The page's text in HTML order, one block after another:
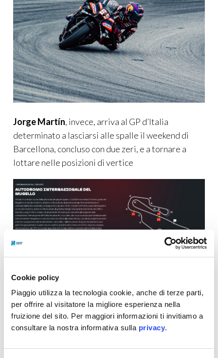
Cookie policy
Piaggio utilizza la tecnologia cookie, anche di terze parti,
per offrire al visitatore la migliore esperienza nella
fruizione del sito. Per maggiori informazioni ti invitiamo a
consultare la nostra informativa sulla privacy.
Jorge Martín, invece, arriva al GP d’Italia
determinato a lasciarsi alle spalle il weekend di
Barcellona, concluso con due zeri, e a tornare a
lottare nelle posizioni di vertice
f5cc-4a99-a993-cb5d01bccd24?tab=circuit-info
Il Gran Premio d’Italia sul Circuito del Mugello è la
festa per eccellenza dei tifosi italiani e il GP di casa
per Aprilia Racing. È una delle piste più belle del
Motomondiale con i suoi 5245 metri di curve